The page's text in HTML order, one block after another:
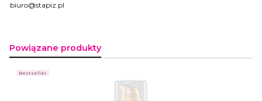
biuro@stapiz.pl
Powiązane produkty
Bestseller